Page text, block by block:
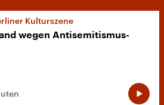
Kulturszene
wegen Antisemitismus-